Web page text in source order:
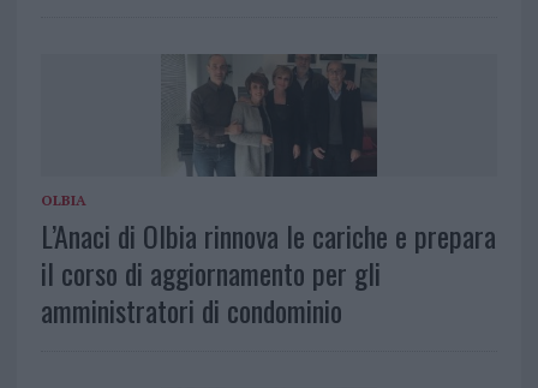
OLBIA
L’Anaci di Olbia rinnova le cariche e prepara
il corso di aggiornamento per gli
amministratori di condominio